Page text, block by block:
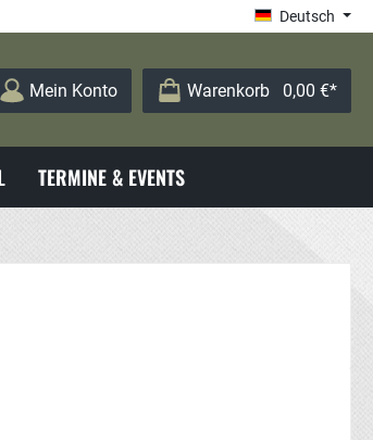
Deutsch
Mein Konto Warenkorb 0,00 €*
TERMINE & EVENTS